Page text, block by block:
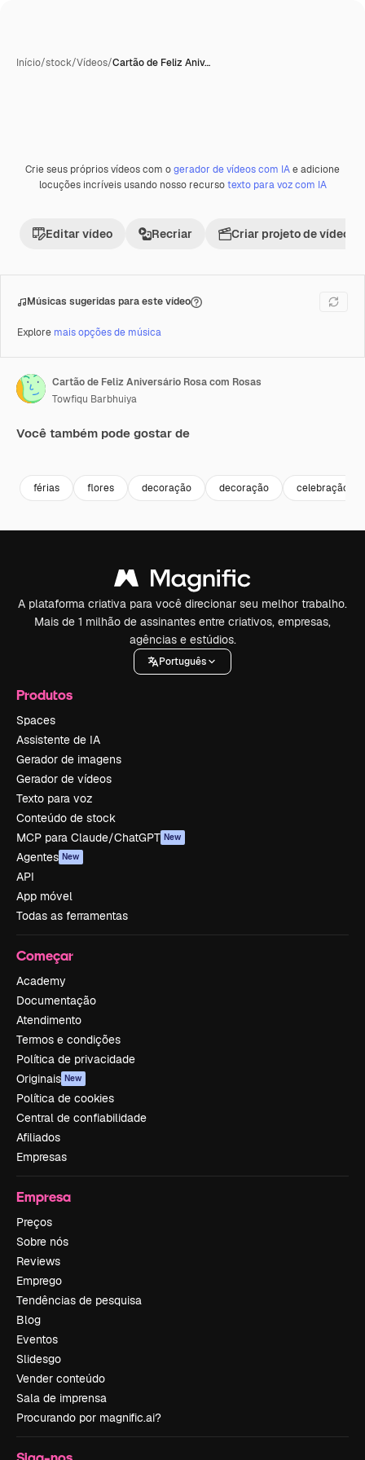
Início/stock/Vídeos/Cartão de Feliz Aniv…
Premium
Crie seus próprios vídeos com ogerador de vídeos com IAe adicione
locuções incríveis usando nosso recursotexto para voz com IA
Editar vídeo Recriar Criar projeto de vídeo
Músicas sugeridas para este vídeo
Explore mais opções de música
Cartão de Feliz Aniversário Rosa com Rosas
Towfiqu Barbhuiya
Você também pode gostar de
férias flores decoração decoração celebração
A plataforma criativa para você direcionar seu melhor trabalho.
Mais de 1 milhão de assinantes entre criativos, empresas,
agências e estúdios.
Português
Produtos
Spaces
Assistente de IA
Gerador de imagens
Gerador de vídeos
Texto para voz
Conteúdo de stock
MCP para Claude/ChatGPT New
Agentes New
API
App móvel
Todas as ferramentas
Começar
Academy
Documentação
Atendimento
Termos e condições
Política de privacidade
Originais New
Política de cookies
Central de confiabilidade
Afiliados
Empresas
Empresa
Preços
Sobre nós
Reviews
Emprego
Tendências de pesquisa
Blog
Eventos
Slidesgo
Vender conteúdo
Sala de imprensa
Procurando por magnific.ai?